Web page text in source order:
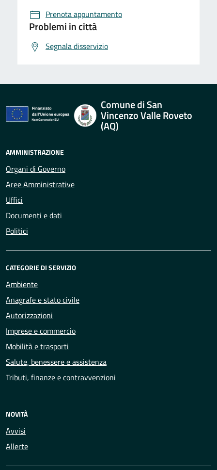
Prenota appuntamento
Problemi in città
Segnala disservizio
Comune di San
Vincenzo Valle Roveto
(AQ)
AMMINISTRAZIONE
Organi di Governo
Aree Amministrative
Uffici
Documenti e dati
Politici
CATEGORIE DI SERVIZIO
Ambiente
Anagrafe e stato civile
Autorizzazioni
Imprese e commercio
Mobilità e trasporti
Salute, benessere e assistenza
Tributi, finanze e contravvenzioni
NOVITÀ
Avvisi
Allerte